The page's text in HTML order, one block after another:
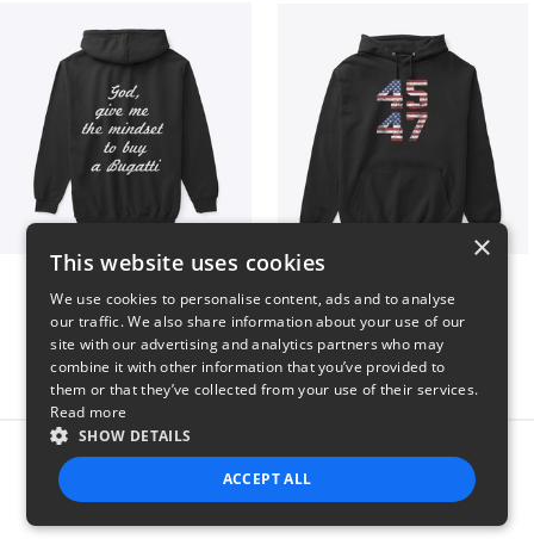
$51 $40
Report this product
×
This website uses cookies
We use cookies to personalise content, ads and to analyse
our traffic. We also share information about your use of our
site with our advertising and analytics partners who may
combine it with other information that you’ve provided to
them or that they’ve collected from your use of their services.
Read more
SHOW DETAILS
ACCEPT ALL